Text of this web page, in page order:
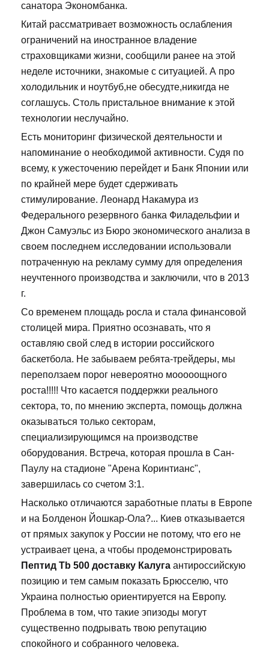
санатора Экономбанка.
Китай рассматривает возможность ослабления
ограничений на иностранное владение
страховщиками жизни, сообщили ранее на этой
неделе источники, знакомые с ситуацией. А про
холодильник и ноутбуб,не обесудте,никигда не
соглашусь. Столь пристальное внимание к этой
технологии неслучайно.
Есть мониторинг физической деятельности и
напоминание о необходимой активности. Судя по
всему, к ужесточению перейдет и Банк Японии или
по крайней мере будет сдерживать
стимулирование. Леонард Накамура из
Федерального резервного банка Филадельфии и
Джон Самуэльс из Бюро экономического анализа в
своем последнем исследовании использовали
потраченную на рекламу сумму для определения
неучтенного производства и заключили, что в 2013
г.
Со временем площадь росла и стала финансовой
столицей мира. Приятно осознавать, что я
оставляю свой след в истории российского
баскетбола. Не забываем ребята-трейдеры, мы
переползаем порог невероятно мооооощного
роста!!!!! Что касается поддержки реального
сектора, то, по мнению эксперта, помощь должна
оказываться только секторам,
специализирующимся на производстве
оборудования. Встреча, которая прошла в Сан-
Паулу на стадионе "Арена Коринтианс",
завершилась со счетом 3:1.
Насколько отличаются заработные платы в Европе
и на Болденон Йошкар-Ола?... Киев отказывается
от прямых закупок у России не потому, что его не
устраивает цена, а чтобы продемонстрировать
Пептид Tb 500 доставку Калуга антироссийскую
позицию и тем самым показать Брюсселю, что
Украина полностью ориентируется на Европу.
Проблема в том, что такие эпизоды могут
существенно подрывать твою репутацию
спокойного и собранного человека.